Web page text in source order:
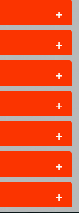
+
+
+
+
+
+
+